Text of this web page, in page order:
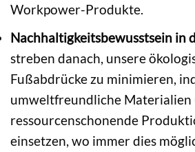
Workpower-Produkte.
Nachhaltigkeitsbewusstsein in
streben danach, unsere
Fußabdrücke zu minimieren,
umweltfreundliche Materialien
ressourcenschonende
einsetzen, wo immer dies